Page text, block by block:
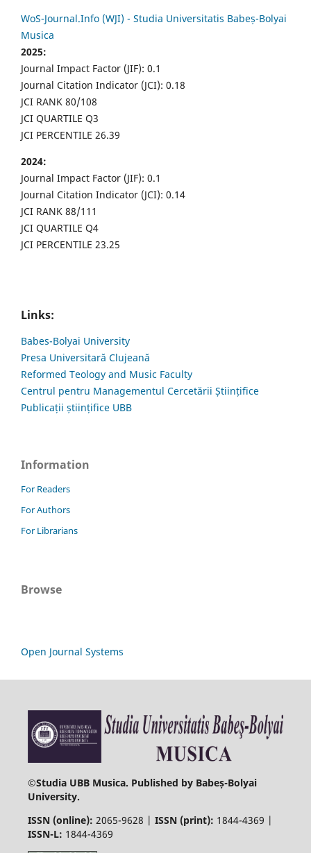
WoS-Journal.Info (WJI) - Studia Universitatis Babeș-Bolyai
Musica
2025:
Journal Impact Factor (JIF): 0.1
Journal Citation Indicator (JCI): 0.18
JCI RANK 80/108
JCI QUARTILE Q3
JCI PERCENTILE 26.39
2024:
Journal Impact Factor (JIF): 0.1
Journal Citation Indicator (JCI): 0.14
JCI RANK 88/111
JCI QUARTILE Q4
JCI PERCENTILE 23.25
Links:
Babes-Bolyai University
Presa Universitară Clujeană
Reformed Teology and Music Faculty
Centrul pentru Managementul Cercetării Științifice
Publicații științifice UBB
Information
For Readers
For Authors
For Librarians
Browse
Open Journal Systems
©Studia UBB Musica. Published by Babeș-Bolyai
University.
ISSN (online): 2065-9628 | ISSN (print): 1844-4369 |
ISSN-L: 1844-4369